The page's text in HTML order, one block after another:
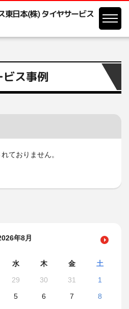
東日本(株) タイヤサービス
ビス事例
ておりません。
年8月
水 木 金
土
29 30 31
1
5 6 7
8